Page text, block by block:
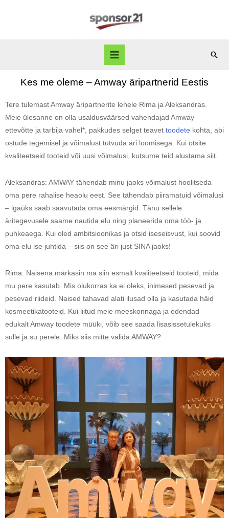
Kes me oleme – Amway äripartnerid Eestis
Tere tulemast Amway äripartnerite lehele Rima ja Aleksandras.
Meie ülesanne on olla usaldusväärsed vahendajad Amway
ettevõtte ja tarbija vahel*, pakkudes selget teavet toodete kohta, abi
ostude tegemisel ja võimalust tutvuda äri loomisega. Kui otsite
kvaliteetseid tooteid või uusi võimalusi, kutsume teid alustama siit.
Aleksandras: AMWAY tähendab minu jaoks võimalust hoolitseda
oma pere rahalise heaolu eest. See tähendab piiramatuid võimalusi
– igaüks saab saavutada oma eesmärgid. Tänu sellele
äritegevusele saame nautida elu ning planeerida oma töö- ja
puhkeaega. Kui oled ambitsioonikas ja otsid iseseisvust, kui soovid
oma elu ise juhtida – siis on see äri just SINA jaoks!
Rima: Naisena märkasin ma siin esmalt kvaliteetseid tooteid, mida
mu pere kasutab. Mis olukorras ka ei oleks, inimesed pesevad ja
pesevad riideid. Naised tahavad alati ilusad olla ja kasutada häid
kosmeetikatooteid. Kui liitud meie meeskonnaga ja edendad
edukalt Amway toodete müüki, võib see saada lisasissetulekuks
sulle ja su perele. Miks siis mitte valida AMWAY?